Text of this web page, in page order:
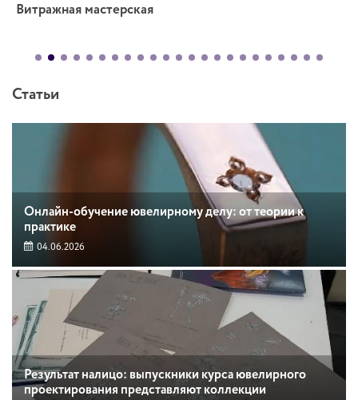
Витражная мастерская
Статьи
Онлайн-обучение ювелирному делу: от теории к
практике
04.06.2026
Результат налицо: выпускники курса ювелирного
проектирования представляют коллекции